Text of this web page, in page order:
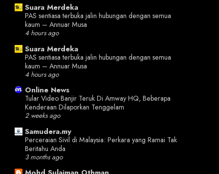
Suara Merdeka
PAS sentiasa terbuka jalin hubungan dengan semua
kaum – Annuar Musa
4 hours ago
Suara Merdeka
PAS sentiasa terbuka jalin hubungan dengan semua
kaum – Annuar Musa
4 hours ago
Online News
Tular Video Banjir Teruk Di Amway HQ, Beberapa
Kenderaan Dilaporkan Tenggelam
2 weeks ago
Samudera.my
Perceraian Sivil di Malaysia: Perkara yang Ramai Tak
Beritahu Anda
3 months ago